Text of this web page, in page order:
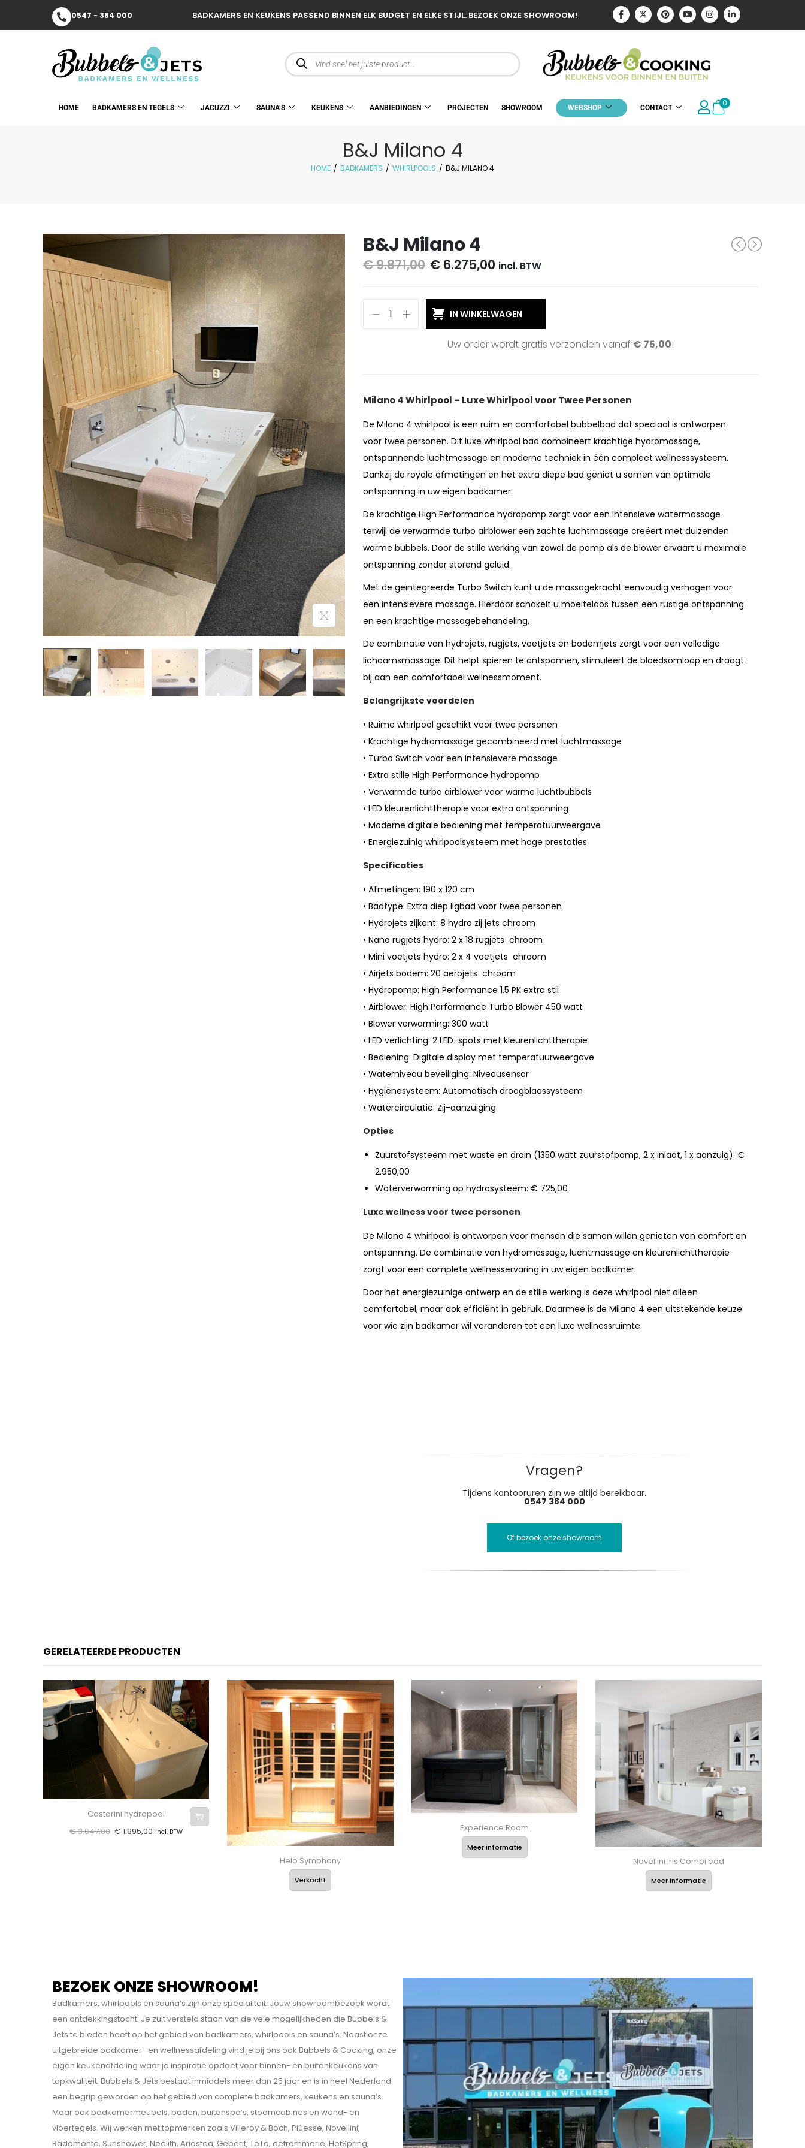
0547 - 384 000 BADKAMERS EN KEUKENS PASSEND BINNEN ELK BUDGET EN ELKE STIJL. BEZOEK ONZE SHOWROOM!
HOME BADKAMERS EN TEGELS JACUZZI SAUNA’S KEUKENS AANBIEDINGEN PROJECTEN SHOWROOM WEBSHOP CONTACT 0
B&J Milano 4
HOME / BADKAMERS / WHIRLPOOLS / B&J MILANO 4
B&J Milano 4
€9.871,00 € 6.275,00 incl. BTW
IN WINKELWAGEN
Uw order wordt gratis verzonden vanaf € 75,00!
Milano 4 Whirlpool – Luxe Whirlpool voor Twee Personen
De Milano 4 whirlpool is een ruim en comfortabel bubbelbad dat speciaal is ontworpen
voor twee personen. Dit luxe whirlpool bad combineert krachtige hydromassage,
ontspannende luchtmassage en moderne techniek in één compleet wellnesssysteem.
Dankzij de royale afmetingen en het extra diepe bad geniet u samen van optimale
ontspanning in uw eigen badkamer.
De krachtige High Performance hydropomp zorgt voor een intensieve watermassage
terwijl de verwarmde turbo airblower een zachte luchtmassage creëert met duizenden
warme bubbels. Door de stille werking van zowel de pomp als de blower ervaart u maximale
ontspanning zonder storend geluid.
Met de geïntegreerde Turbo Switch kunt u de massagekracht eenvoudig verhogen voor
een intensievere massage. Hierdoor schakelt u moeiteloos tussen een rustige ontspanning
en een krachtige massagebehandeling.
De combinatie van hydrojets, rugjets, voetjets en bodemjets zorgt voor een volledige
lichaamsmassage. Dit helpt spieren te ontspannen, stimuleert de bloedsomloop en draagt
bij aan een comfortabel wellnessmoment.
Belangrijkste voordelen
• Ruime whirlpool geschikt voor twee personen
• Krachtige hydromassage gecombineerd met luchtmassage
• Turbo Switch voor een intensievere massage
• Extra stille High Performance hydropomp
• Verwarmde turbo airblower voor warme luchtbubbels
• LED kleurenlichttherapie voor extra ontspanning
• Moderne digitale bediening met temperatuurweergave
• Energiezuinig whirlpoolsysteem met hoge prestaties
Specificaties
• Afmetingen: 190 x 120 cm
• Badtype: Extra diep ligbad voor twee personen
• Hydrojets zijkant: 8 hydro zij jets chroom
• Nano rugjets hydro: 2 x 18 rugjets chroom
• Mini voetjets hydro: 2 x 4 voetjets chroom
• Airjets bodem: 20 aerojets chroom
• Hydropomp: High Performance 1.5 PK extra stil
• Airblower: High Performance Turbo Blower 450 watt
• Blower verwarming: 300 watt
• LED verlichting: 2 LED-spots met kleurenlichttherapie
• Bediening: Digitale display met temperatuurweergave
• Waterniveau beveiliging: Niveausensor
• Hygiënesysteem: Automatisch droogblaassysteem
• Watercirculatie: Zij-aanzuiging
Opties
Zuurstofsysteem met waste en drain (1350 watt zuurstofpomp, 2 x inlaat, 1 x aanzuig): €
2.950,00
Waterverwarming op hydrosysteem: € 725,00
Luxe wellness voor twee personen
De Milano 4 whirlpool is ontworpen voor mensen die samen willen genieten van comfort en
ontspanning. De combinatie van hydromassage, luchtmassage en kleurenlichttherapie
zorgt voor een complete wellnesservaring in uw eigen badkamer.
Door het energiezuinige ontwerp en de stille werking is deze whirlpool niet alleen
comfortabel, maar ook efficiënt in gebruik. Daarmee is de Milano 4 een uitstekende keuze
voor wie zijn badkamer wil veranderen tot een luxe wellnessruimte.
Vragen?
Tijdens kantooruren zijn we altijd bereikbaar.
0547 384 000
Of bezoek onze showroom
GERELATEERDE PRODUCTEN
Castorini hydropool
€3.047,00 € 1.995,00 incl. BTW
Helo Symphony
Verkocht
Experience Room
Meer informatie
Novellini Iris Combi bad
Meer informatie
BEZOEK ONZE SHOWROOM!
Badkamers, whirlpools en sauna’s zijn onze specialiteit. Jouw showroombezoek wordt
een ontdekkings­tocht. Je zult versteld staan van de vele mogelijkheden die Bubbels &
Jets te bieden heeft op het gebied van badkamers, whirlpools en sauna’s. Naast onze
uitgebreide badkamer- en wellnessafdeling vind je bij ons ook Bubbels & Cooking, onze
eigen keukenafdeling waar je inspiratie opdoet voor binnen- en buitenkeukens van
topkwaliteit. Bubbels & Jets bestaat inmiddels meer dan 25 jaar en is in heel Nederland
een begrip geworden op het gebied van complete badkamers, keukens en sauna’s.
Maar ook badkamermeubels, baden, buitenspa’s, stoomcabines en wand- en
vloertegels. Wij werken met topmerken zoals Villeroy & Boch, Piúesse, Novellini,
Radomonte, Sunshower, Neolith, Ariostea, Geberit, ToTo, detremmerie, HotSpring,